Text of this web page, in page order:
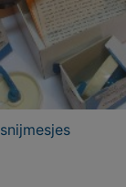
Knoopset met snijmesjes